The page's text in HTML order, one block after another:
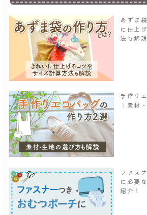
あずま
に仕上
法も解説
手作り
｜素材
ファス
に必要
紹介！